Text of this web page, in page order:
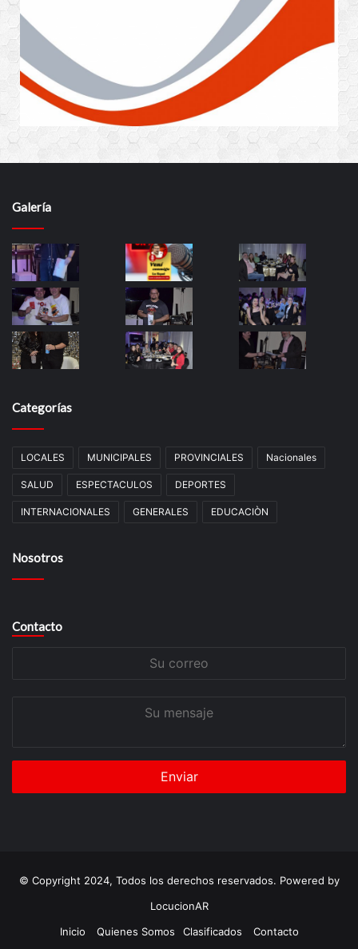
Galería
Categorías
LOCALES MUNICIPALES PROVINCIALES Nacionales
SALUD ESPECTACULOS DEPORTES
INTERNACIONALES GENERALES EDUCACIÒN
Nosotros
Contacto
© Copyright 2024, Todos los derechos reservados. Powered by
LocucionAR
Inicio
Quienes Somos Clasificados Contacto